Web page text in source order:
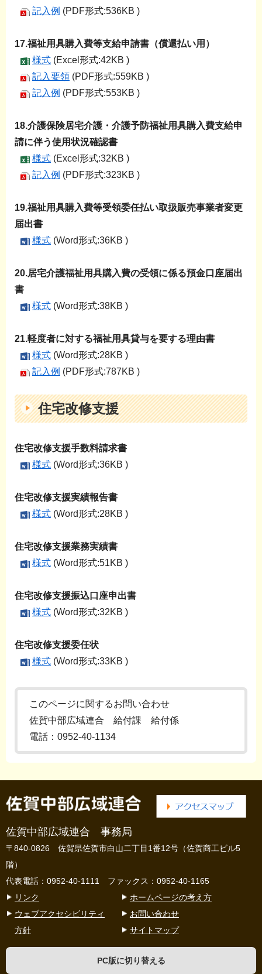
記入例 (PDF形式:536KB )
17.福祉用具購入費等支給申請書（償還払い用）
様式 (Excel形式:42KB )
記入要領 (PDF形式:559KB )
記入例 (PDF形式:553KB )
18.介護保険居宅介護・介護予防福祉用具購入費支給申
請に伴う使用状況確認書
様式 (Excel形式:32KB )
記入例 (PDF形式:323KB )
19.福祉用具購入費等受領委任払い取扱販売事業者変更
届出書
様式 (Word形式:36KB )
20.居宅介護福祉用具購入費の受領に係る預金口座届出
書
様式 (Word形式:38KB )
21.軽度者に対する福祉用具貸与を要する理由書
様式 (Word形式:28KB )
記入例 (PDF形式:787KB )
住宅改修支援
住宅改修支援手数料請求書
様式 (Word形式:36KB )
住宅改修支援実績報告書
様式 (Word形式:28KB )
住宅改修支援業務実績書
様式 (Word形式:51KB )
住宅改修支援振込口座申出書
様式 (Word形式:32KB )
住宅改修支援委任状
様式 (Word形式:33KB )
このページに関するお問い合わせ
佐賀中部広域連合 給付課 給付係
電話：0952-40-1134
佐賀中部広域連合 事務局
〒840-0826 佐賀県佐賀市白山二丁目1番12号（佐賀商工ビル5
階）
代表電話：0952-40-1111 ファックス：0952-40-1165
リンク
ホームページの考え方
ウェブアクセシビリティ
方針
お問い合わせ
サイトマップ
PC版に切り替える